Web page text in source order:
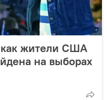
как жители США
на выборах